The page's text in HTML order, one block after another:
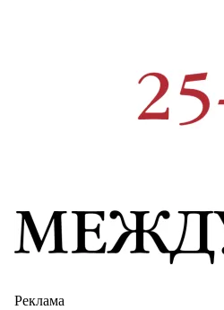
Реклама